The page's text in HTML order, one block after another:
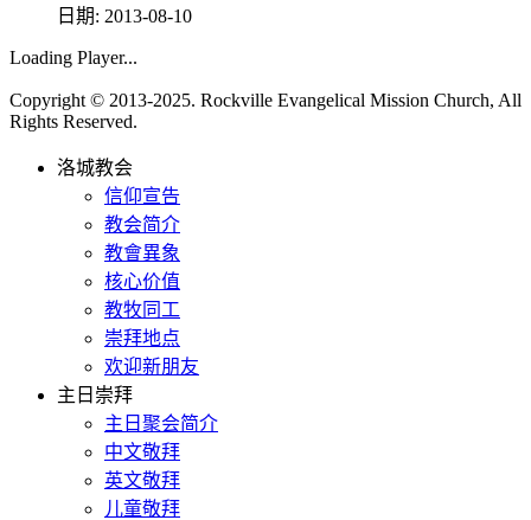
日期: 2013-08-10
Loading Player...
Copyright © 2013-2025. Rockville Evangelical Mission Church, All
Rights Reserved.
洛城教会
信仰宣告
教会简介
教會異象
核心价值
教牧同工
崇拜地点
欢迎新朋友
主日崇拜
主日聚会简介
中文敬拜
英文敬拜
儿童敬拜